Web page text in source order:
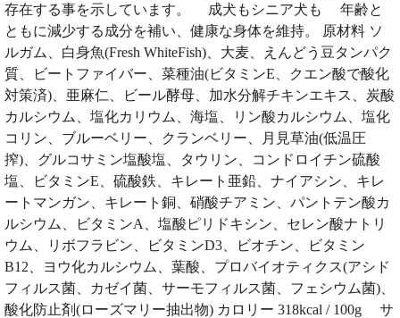
存在する事を示しています。 成犬もシニア犬も 年齢と
ともに減少する成分を補い、健康な身体を維持。 原材料 ソ
ルガム、白身魚(Fresh WhiteFish)、大麦、えんどう豆タンパク
質、ビートファイバー、菜種油(ビタミンE、クエン酸で酸化
対策済)、亜麻仁、ビール酵母、加水分解チキンエキス、炭酸
カルシウム、塩化カリウム、海塩、リン酸カルシウム、塩化
コリン、ブルーベリー、クランベリー、月見草油(低温圧
搾)、グルコサミン塩酸塩、タウリン、コンドロイチン硫酸
塩、ビタミンE、硫酸鉄、キレート亜鉛、ナイアシン、キレ
ートマンガン、キレート銅、硝酸チアミン、パントテン酸カ
ルシウム、ビタミンA、塩酸ピリドキシン、セレン酸ナトリ
ウム、リボフラビン、ビタミンD3、ビオチン、ビタミン
B12、ヨウ化カルシウム、葉酸、プロバイオティクス(アシド
フィルス菌、カゼイ菌、サーモフィルス菌、フェシウム菌)、
酸化防止剤(ローズマリー抽出物) カロリー 318kcal / 100g サ